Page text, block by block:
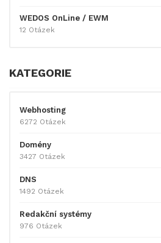
WEDOS OnLine / EWM
12 Otázek
KATEGORIE
Webhosting
6272 Otázek
Domény
3427 Otázek
DNS
1492 Otázek
Redakční systémy
976 Otázek